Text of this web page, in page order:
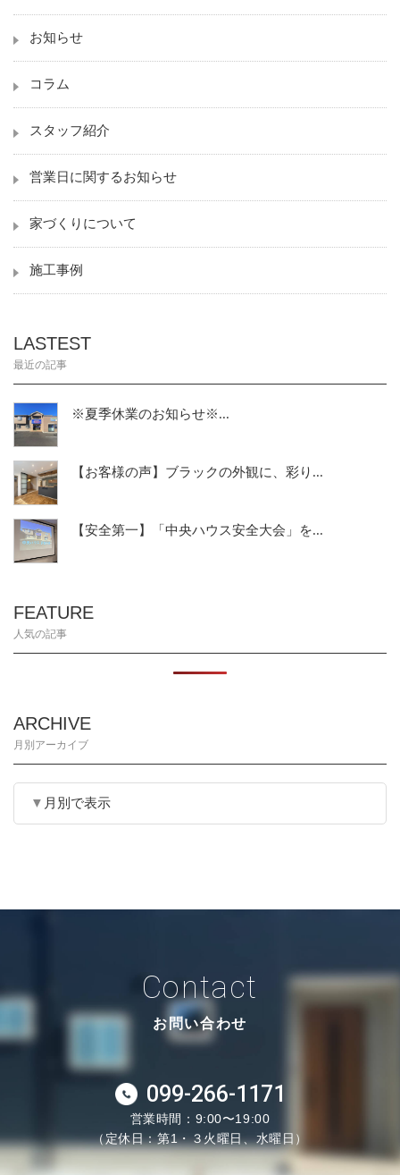
お知らせ
コラム
スタッフ紹介
営業日に関するお知らせ
家づくりについて
施工事例
LASTEST
最近の記事
※夏季休業のお知らせ※...
【お客様の声】ブラックの外観に、彩り...
【安全第一】「中央ハウス安全大会」を...
FEATURE
人気の記事
ARCHIVE
月別アーカイブ
月別で表示
Contact
お問い合わせ
099-266-1171
営業時間：9:00〜19:00
（定休日：第1・３火曜日、水曜日）